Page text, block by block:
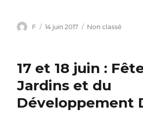
Auteur
F
Publié
14 juin 2017 Catégories
Non classé
17 et 18 juin :
Jardins et du
Développement